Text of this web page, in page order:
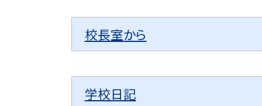
校長室から
学校日記